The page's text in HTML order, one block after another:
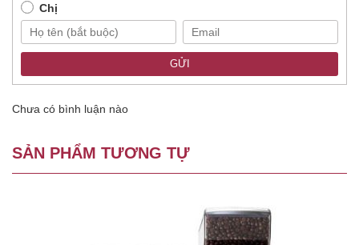
Chị
GỬI
Chưa có bình luận nào
SẢN PHẨM TƯƠNG TỰ